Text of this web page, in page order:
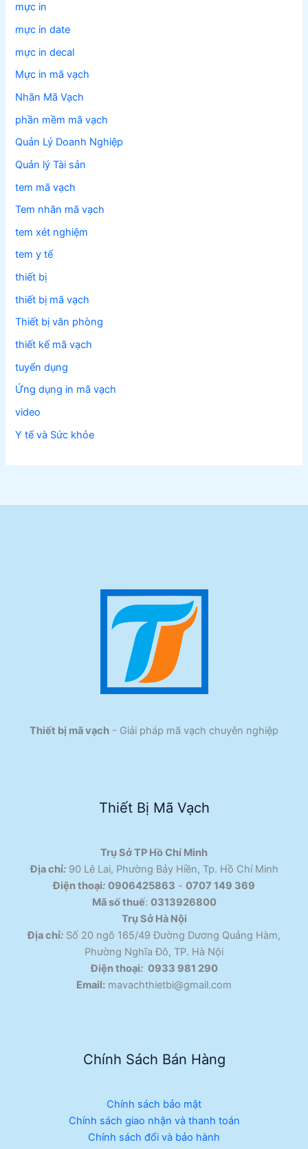
mực in
mực in date
mực in decal
Mực in mã vạch
Nhãn Mã Vạch
phần mềm mã vạch
Quản Lý Doanh Nghiệp
Quản lý Tài sản
tem mã vạch
Tem nhãn mã vạch
tem xét nghiệm
tem y tế
thiết bị
thiết bị mã vạch
Thiết bị văn phòng
thiết kế mã vạch
tuyển dụng
Ứng dụng in mã vạch
video
Y tế và Sức khỏe
Thiết bị mã vạch - Giải pháp mã vạch chuyên nghiệp
Thiết Bị Mã Vạch
Trụ Sở TP Hồ Chí Minh
Địa chỉ:90 Lê Lai, Phường Bảy Hiền, Tp. Hồ Chí Minh
Điện thoại: 0906425863 - 0707 149 369
Mã số thuế: 0313926800
Trụ Sở Hà Nội
Địa chỉ: Số 20 ngõ 165/49 Đường Dương Quảng Hàm,
Phường Nghĩa Đô, TP. Hà Nội
Điện thoại: 0933 981 290
Email: mavachthietbi@gmail.com
Chính Sách Bán Hàng
Chính sách bảo mật
Chính sách giao nhận và thanh toán
Chính sách đổi và bảo hành